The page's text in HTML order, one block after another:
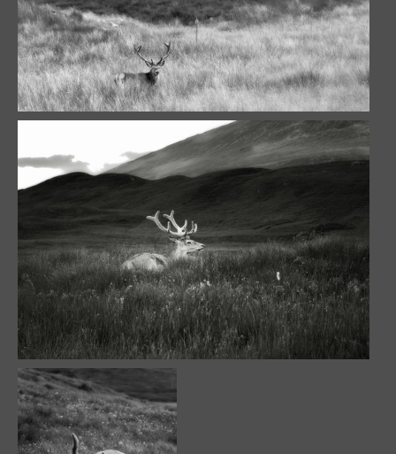
Oh my deer !
112614 visites